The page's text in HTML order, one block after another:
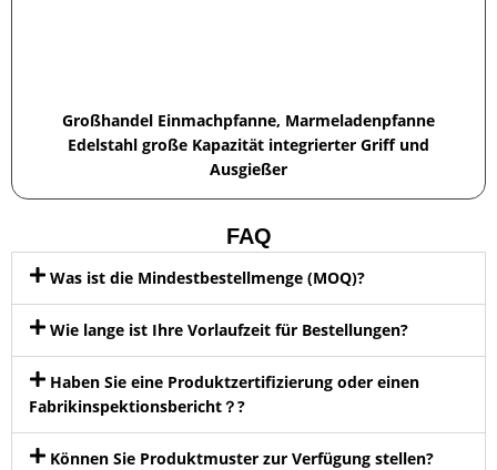
Großhandel Einmachpfanne, Marmeladenpfanne
Edelstahl große Kapazität integrierter Griff und
Ausgießer
FAQ
Was ist die Mindestbestellmenge (MOQ)?
Wie lange ist Ihre Vorlaufzeit für Bestellungen?
Haben Sie eine Produktzertifizierung oder einen
Fabrikinspektionsbericht？?
Können Sie Produktmuster zur Verfügung stellen?